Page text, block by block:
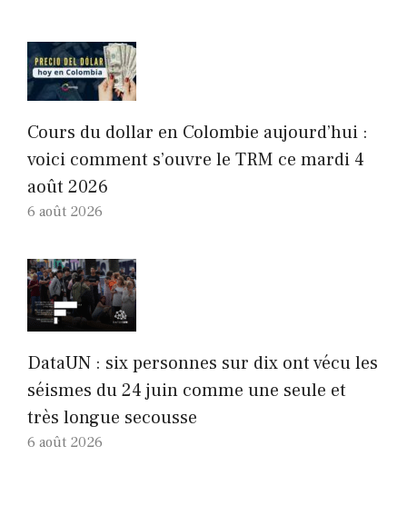
Cours du dollar en Colombie aujourd’hui :
voici comment s’ouvre le TRM ce mardi 4
août 2026
6 août 2026
DataUN : six personnes sur dix ont vécu les
séismes du 24 juin comme une seule et
très longue secousse
6 août 2026